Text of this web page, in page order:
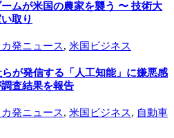
ムが米国の農家を襲う 〜 技術大
取り
発ニュース, 米国ビジネス
が発信する「人工知能」に嫌悪感
査結果を報告
発ニュース, 米国ビジネス, 自動車